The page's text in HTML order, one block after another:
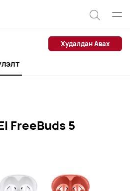
Хайлт
Цэс
нээх
Худалдан Авах
FreeBuds 5